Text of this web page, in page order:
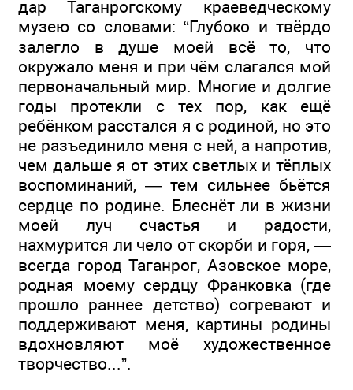
дар Таганрогскому краеведческому
музею со словами: “Глубоко и твёрдо
залегло в душе моей всё то, что
окружало меня и при чём слагался мой
первоначальный мир. Многие и долгие
годы протекли с тех пор, как ещё
ребёнком расстался я с родиной, но это
не разъединило меня с ней, а напротив,
чем дальше я от этих светлых и тёплых
воспоминаний, — тем сильнее бьётся
сердце по родине. Блеснёт ли в жизни
моей луч счастья и радости,
нахмурится ли чело от скорби и горя, —
всегда город Таганрог, Азовское море,
родная моему сердцу Франковка (где
прошло раннее детство) согревают и
поддерживают меня, картины родины
вдохновляют моё художественное
творчество...”.